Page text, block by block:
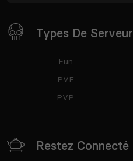
Types De Serveur
Fun
PVE
PVP
Restez Connecté